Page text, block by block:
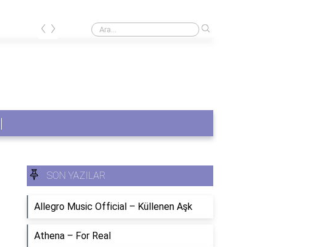
Azerbaycan'daki Sınır Kapısının Adı Nedir?
‹ ›
SON YAZILAR
Allegro Music Official – Küllenen Aşk
Athena – For Real